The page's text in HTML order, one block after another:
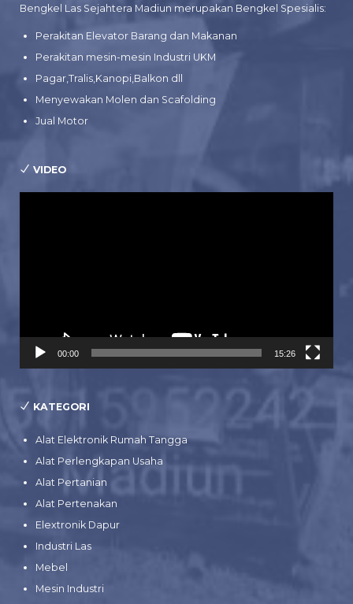
Bengkel Las Sejahtera Madiun merupakan Bengkel Spesialis:
Perakitan Elevator Barang dan Makanan
Perakitan mesin-mesin Industri UKM
Pagar,Tralis,Kanopi,Balkon dll
Menyewakan Molen dan Scafolding
Jual Motor
VIDEO
00:00 15:26
KATEGORI
Alat Elektronik Rumah Tangga
Alat Perlengkapan Usaha
Alat Pertanian
Alat Pertenakan
Elextronik Dapur
Industri Las
Mebel
Mesin Industri